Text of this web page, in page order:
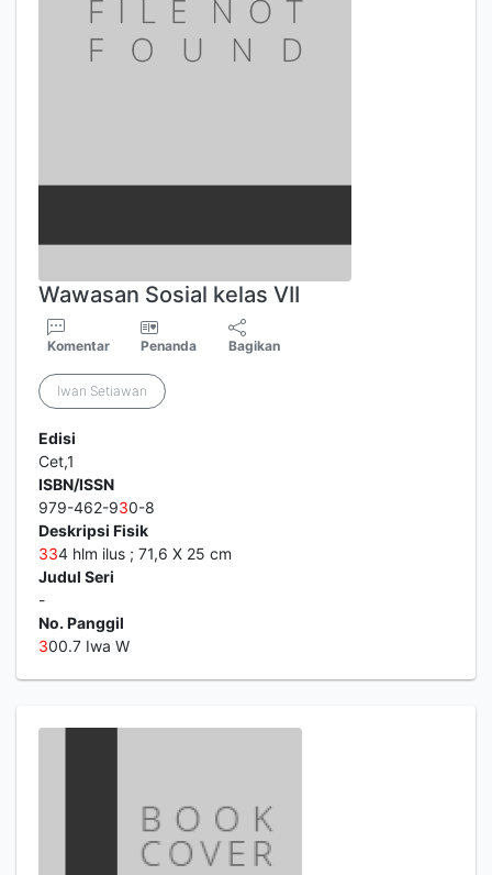
Wawasan Sosial kelas VII
Komentar Penanda Bagikan
Iwan Setiawan
Edisi
Cet,1
ISBN/ISSN
979-462-930-8
Deskripsi Fisik
334 hlm ilus ; 71,6 X 25 cm
Judul Seri
-
No. Panggil
300.7 Iwa W